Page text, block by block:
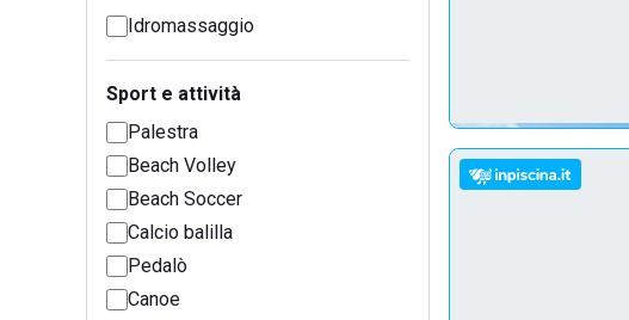
Idromassaggio
Sport e attività
Palestra
Beach Volley
Beach Soccer
Calcio balilla
Pedalò
Canoe